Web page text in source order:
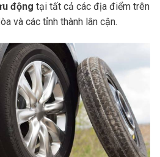
động tại tất cả các địa điểm trên
và các tỉnh thành lân cận.